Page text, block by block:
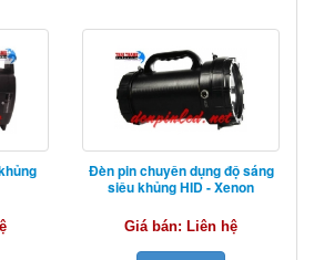
Đèn pin chuyên dụng độ sáng
siêu khủng HID - Xenon
Giá bán: Liên hệ